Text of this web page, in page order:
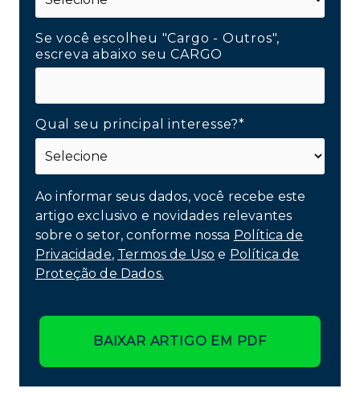
Se você escolheu "Cargo - Outros",
escreva abaixo seu CARGO
Qual seu principal interesse?*
Ao informar seus dados, você recebe este
artigo exclusivo e novidades relevantes
sobre o setor, conforme nossa Política de
Privacidade, Termos de Uso e Política de
Proteção de Dados.
BAIXAR ARTIGO EM PDF